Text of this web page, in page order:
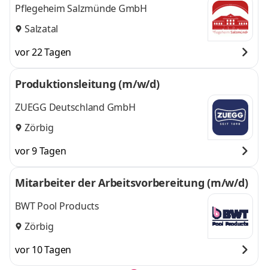
Pflegeheim Salzmünde GmbH
Salzatal
vor 22 Tagen
Produktionsleitung (m/w/d)
ZUEGG Deutschland GmbH
Zörbig
vor 9 Tagen
Mitarbeiter der Arbeitsvorbereitung (m/w/d)
BWT Pool Products
Zörbig
vor 10 Tagen